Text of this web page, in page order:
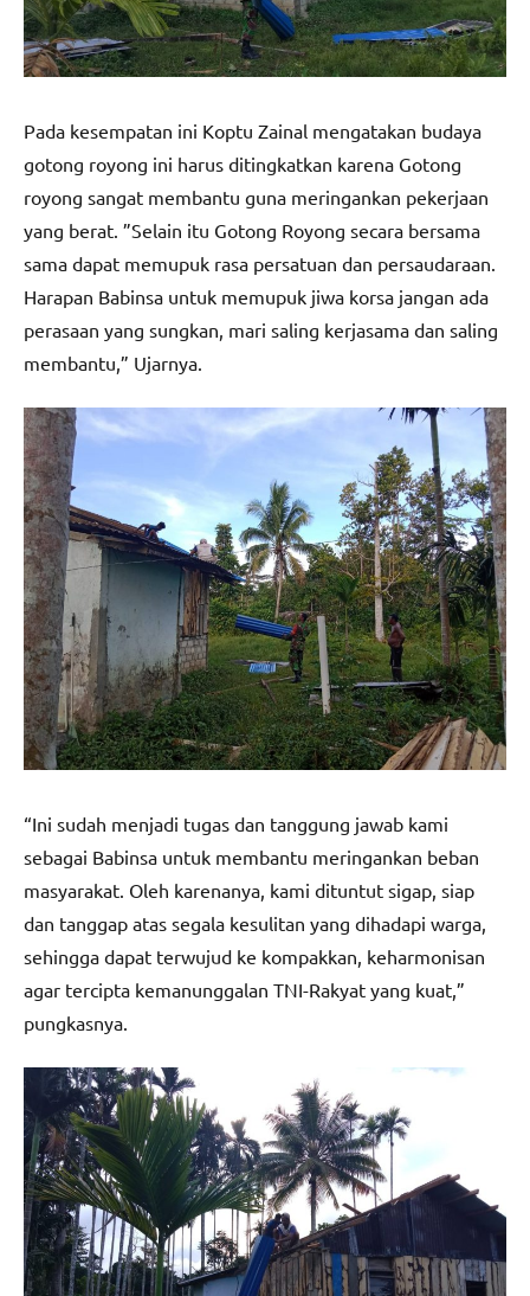
Pada kesempatan ini Koptu Zainal mengatakan budaya
gotong royong ini harus ditingkatkan karena Gotong
royong sangat membantu guna meringankan pekerjaan
yang berat. ”Selain itu Gotong Royong secara bersama
sama dapat memupuk rasa persatuan dan persaudaraan.
Harapan Babinsa untuk memupuk jiwa korsa jangan ada
perasaan yang sungkan, mari saling kerjasama dan saling
membantu,” Ujarnya.
“Ini sudah menjadi tugas dan tanggung jawab kami
sebagai Babinsa untuk membantu meringankan beban
masyarakat. Oleh karenanya, kami dituntut sigap, siap
dan tanggap atas segala kesulitan yang dihadapi warga,
sehingga dapat terwujud ke kompakkan, keharmonisan
agar tercipta kemanunggalan TNI-Rakyat yang kuat,”
pungkasnya.